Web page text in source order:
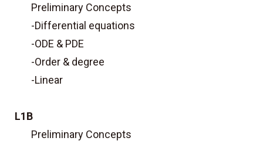
Preliminary Concepts
-Differential equations
-ODE & PDE
-Order & degree
-Linear
L1B
Preliminary Concepts